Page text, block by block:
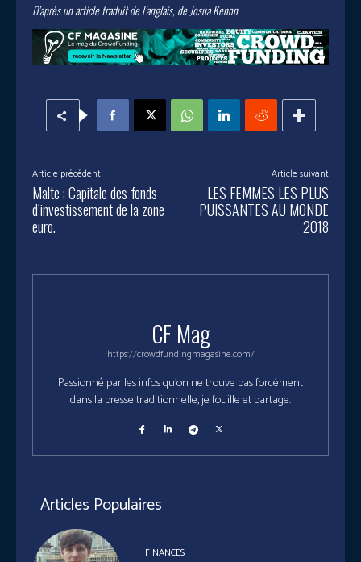
D’aprèsun article traduit de l’anglais, de Josua Kenon
Article précédent
Malte : Capitale des fonds
d’investissement de la zone
euro.
Article suivant
LES FEMMES LES PLUS
PUISSANTES AU MONDE
2018
CF Mag
https://crowdfundingmagasine.com/
Passionné par les infos qu'on ne trouve pas forcément
dans la presse traditionnelle, je fouille et partage.
Articles Populaires
FINANCES